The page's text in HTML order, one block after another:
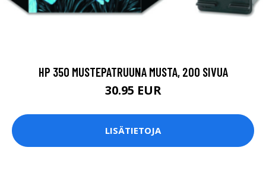
HP 350 MUSTEPATRUUNA MUSTA, 200 SIVUA
30.95 EUR
LISÄTIETOJA